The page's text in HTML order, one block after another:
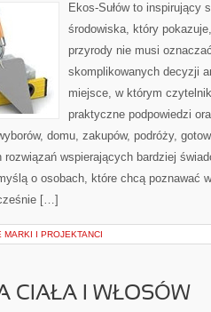
Ekos-Sułów to inspirujący
środowiska, który
przyrody nie musi
skomplikowanych decyzji
miejsce, w którym
praktyczne podpowiedzi
domu, zakupów, podróży,
rozwiązań wspierających bardziej
o osobach, które chcą poznawać
[…]
MARKI I PROJEKTANCI
CIAŁA I WŁOSÓW